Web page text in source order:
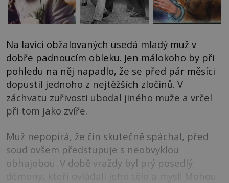
Na lavici obžalovaných usedá mladý muž v
dobře padnoucím obleku. Jen málokoho by při
pohledu na něj napadlo, že se před pár měsíci
dopustil jednoho z nejtěžších zločinů. V
záchvatu zuřivosti ubodal jiného muže a vrčel
při tom jako zvíře.
Muž nepopírá, že čin skutečně spáchal, před
soud ovšem předstupuje s neobvyklou
obhajobou. V době vraždy byl prý posedlý
démony, kteří ovládali jeho tělo a mysl! Mohou